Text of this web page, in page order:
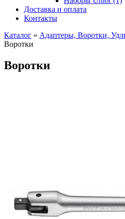
Доставка и оплата
Контакты
Каталог » Адаптеры, Воротки,
Воротки
Воротки